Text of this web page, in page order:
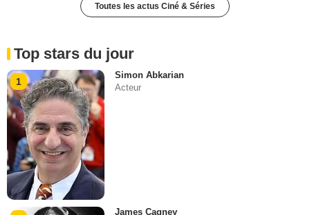
Toutes les actus Ciné & Séries
Top stars du jour
1
Simon Abkarian
Acteur
James Cagney